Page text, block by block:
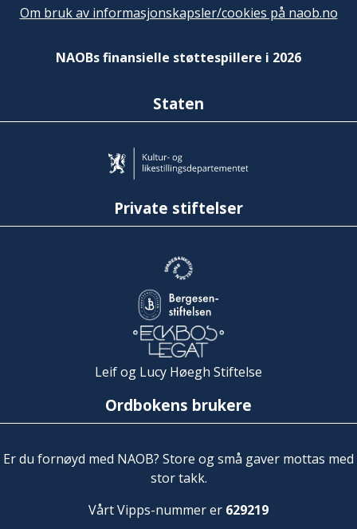
Om bruk av informasjonskapsler/cookies på naob.no
NAOBs finansielle støttespillere i 2026
Staten
Private stiftelser
Leif og Lucy Høegh Stiftelse
Ordbokens brukere
Er du fornøyd med NAOB? Store og små gaver mottas med
stor takk.
Vårt Vipps-nummer er 629219